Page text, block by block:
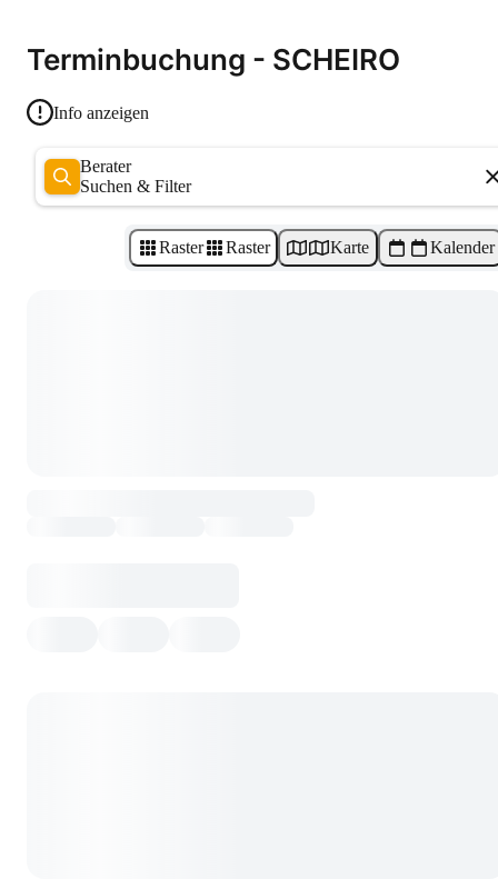
Terminbuchung - SCHEIRO
Info anzeigen
Berater
Suchen & Filter
Raster Raster Karte Kalender